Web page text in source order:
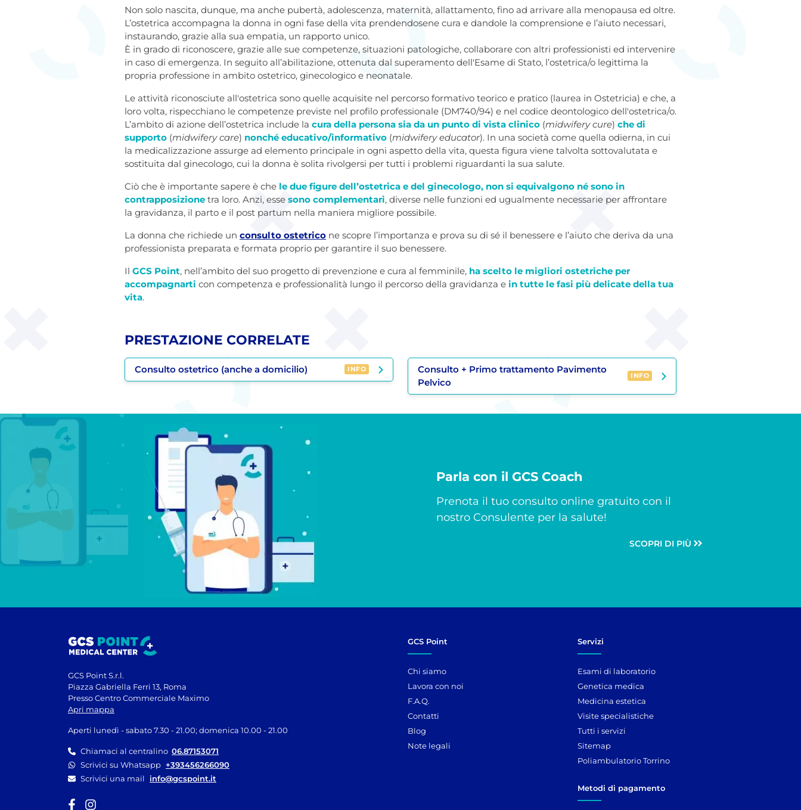
Non solo nascita, dunque, ma anche pubertà, adolescenza, maternità, allattamento, fino ad arrivare alla menopausa ed oltre.
L’ostetrica accompagna la donna in ogni fase della vita prendendosene cura e dandole la comprensione e l’aiuto necessari,
instaurando, grazie alla sua empatia, un rapporto unico.
È in grado di riconoscere, grazie alle sue competenze, situazioni patologiche, collaborare con altri professionisti ed intervenire
in caso di emergenza. In seguito all’abilitazione, ottenuta dal superamento dell'Esame di Stato, l’ostetrica/o legittima la
propria professione in ambito ostetrico, ginecologico e neonatale.
Le attività riconosciute all'ostetrica sono quelle acquisite nel percorso formativo teorico e pratico (laurea in Ostetricia) e che, a
loro volta, rispecchiano le competenze previste nel profilo professionale (DM740/94) e nel codice deontologico dell'ostetrica/o.
L’ambito di azione dell’ostetrica include la cura della persona sia da un punto di vista clinico (midwifery cure) che di
supporto (midwifery care) nonché educativo/informativo (midwifery educator). In una società come quella odierna, in cui
la medicalizzazione assurge ad elemento principale in ogni aspetto della vita, questa figura viene talvolta sottovalutata e
sostituita dal ginecologo, cui la donna è solita rivolgersi per tutti i problemi riguardanti la sua salute.
Ciò che è importante sapere è che le due figure dell’ostetrica e del ginecologo, non si equivalgono né sono in
contrapposizione tra loro. Anzi, esse sono complementari, diverse nelle funzioni ed ugualmente necessarie per affrontare
la gravidanza, il parto e il post partum nella maniera migliore possibile.
La donna che richiede un consulto ostetrico ne scopre l’importanza e prova su di sé il benessere e l’aiuto che deriva da una
professionista preparata e formata proprio per garantire il suo benessere.
Il GCS Point, nell’ambito del suo progetto di prevenzione e cura al femminile, ha scelto le migliori ostetriche per
accompagnarti con competenza e professionalità lungo il percorso della gravidanza e in tutte le fasi più delicate della tua
vita.
PRESTAZIONE CORRELATE
Consulto ostetrico (anche a domicilio) INFO
Consulto + Primo trattamento Pavimento
Pelvico
INFO
Parla con il GCS Coach
Prenota il tuo consulto online gratuito con il
nostro Consulente per la salute!
SCOPRI DI PIÙ
GCS Point S.r.l.
Piazza Gabriella Ferri 13, Roma
Presso Centro Commerciale Maximo
Apri mappa
Aperti lunedì - sabato 7.30 - 21.00; domenica 10.00 - 21.00
Chiamaci al centralino 06.87153071
Scrivici su Whatsapp +393456266090
Scrivici una mail
info@gcspoint.it
GCS Point
Chi siamo
Lavora con noi
F.A.Q.
Contatti
Blog
Note legali
Servizi
Esami di laboratorio
Genetica medica
Medicina estetica
Visite specialistiche
Tutti i servizi
Sitemap
Poliambulatorio Torrino
Metodi di pagamento